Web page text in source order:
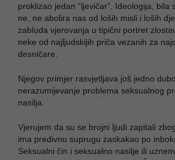
proklizao jedan “ljevičar”. Ideologija, bila
ne, ne abolira nas od loših misli i loših
zabluda vjerovanja u tipični portret
neke od najljudskijih priča vezanih za
desničare.
Njegov primjer rasvjetljava još jedno
nerazumijevanje problema seksualnog
nasilja.
Vjerujem da su se brojni ljudi zapitali
ima predivnu suprugu zaskakao po
Seksualni čin i seksualno nasilje ili